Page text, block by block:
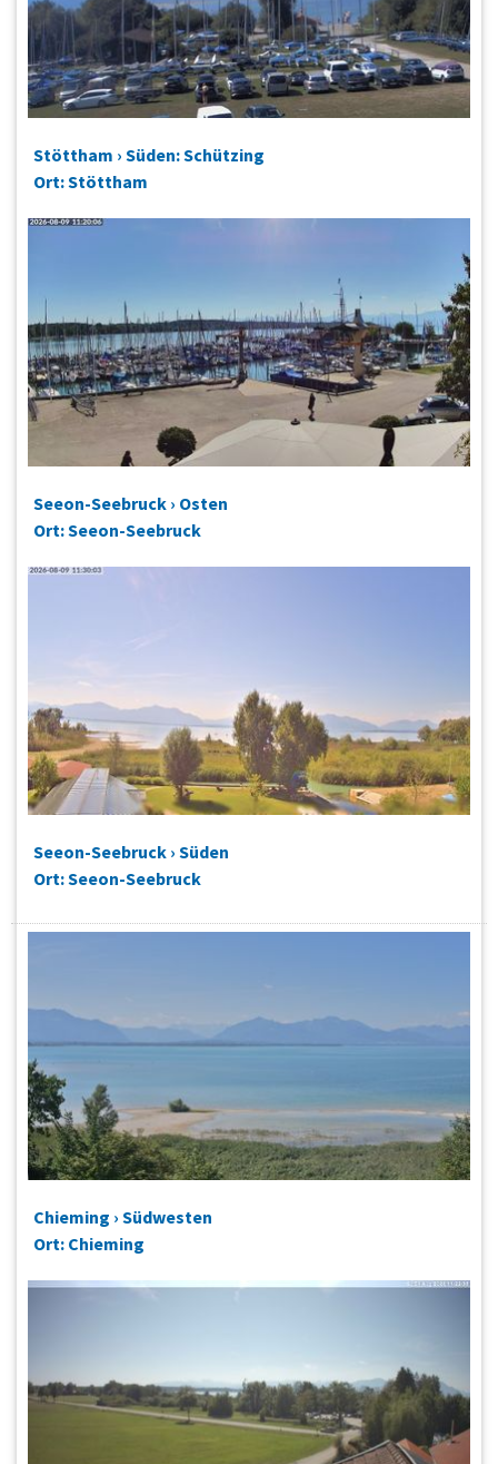
Stöttham › Süden: Schützing
Ort: Stöttham
Seeon-Seebruck › Osten
Ort: Seeon-Seebruck
Seeon-Seebruck › Süden
Ort: Seeon-Seebruck
Chieming › Südwesten
Ort: Chieming